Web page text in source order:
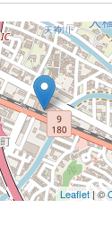
Leaflet| ©